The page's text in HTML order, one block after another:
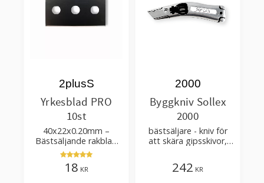
Yrkesblad PRO
10st
40x22x0.20mm –
Bästsäljande rakblad
för att skära tapet, tyg,
filt, hobby bruk
2plusS
18 KR
Byggkniv Sollex
2000
bästsäljare - kniv för
att skära gipsskivor,
2000
242 KR